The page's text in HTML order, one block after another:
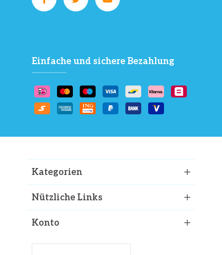
Einfache und sichere Bezahlung
Kategorien
Nützliche Links
Konto